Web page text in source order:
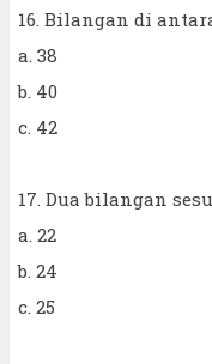
16. Bilangan di antara
a. 38
b. 40
c. 42
17. Dua bilangan
a. 22
b. 24
c. 25